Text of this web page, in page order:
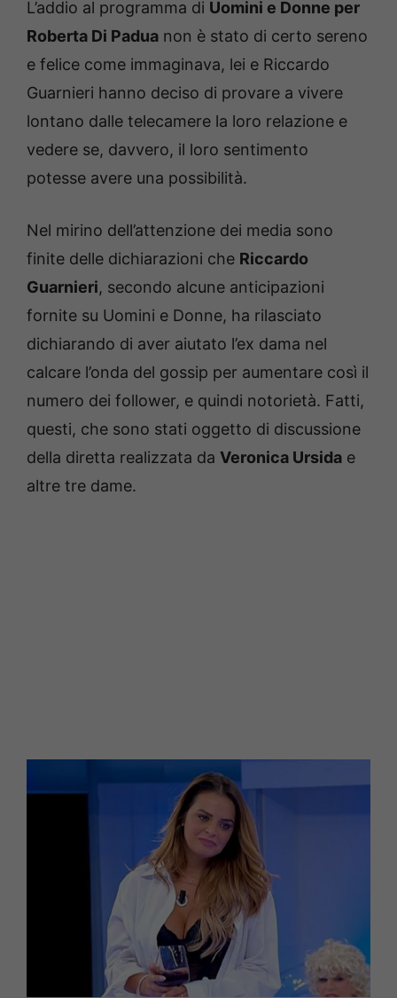
L’addio al programma di Uomini e Donne per
Roberta Di Padua non è stato di certo sereno
e felice come immaginava, lei e Riccardo
Guarnieri hanno deciso di provare a vivere
lontano dalle telecamere la loro relazione e
vedere se, davvero, il loro sentimento
potesse avere una possibilità.
Nel mirino dell’attenzione dei media sono
finite delle dichiarazioni che Riccardo
Guarnieri, secondo alcune anticipazioni
fornite su Uomini e Donne, ha rilasciato
dichiarando di aver aiutato l’ex dama nel
calcare l’onda del gossip per aumentare così il
numero dei follower, e quindi notorietà. Fatti,
questi, che sono stati oggetto di discussione
della diretta realizzata da Veronica Ursida e
altre tre dame.